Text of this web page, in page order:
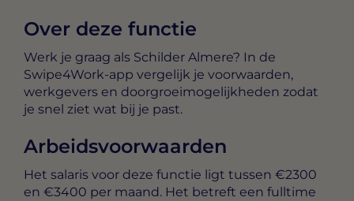
Over deze functie
Werk je graag als Schilder Almere? In de
Swipe4Work-app vergelijk je voorwaarden,
werkgevers en doorgroeimogelijkheden zodat
je snel ziet wat bij je past.
Arbeidsvoorwaarden
Het salaris voor deze functie ligt tussen €2300
en €3400 per maand . Het betreft een fulltime